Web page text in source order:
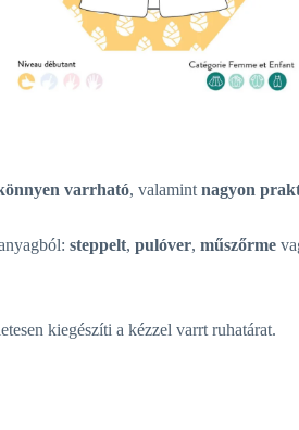
varrható, valamint nagyon
steppelt, pulóver, műszőrme
kiegészíti a kézzel varrt ruhatárat.